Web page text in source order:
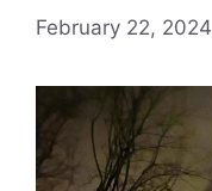
February 22, 2024